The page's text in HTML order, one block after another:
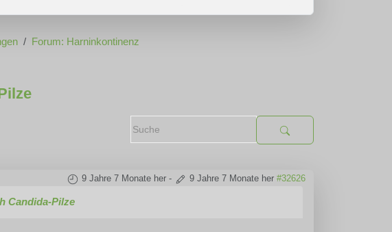
Forum: Harninkontinenz
9 Jahre 7 Monate her - 9 Jahre 7 Monate her #32626
Candida-Pilze